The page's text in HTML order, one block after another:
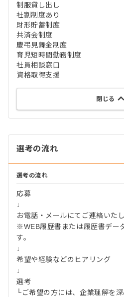
制服貸し出し
社割制度あり
財形貯蓄制度
共済会制度
慶弔見舞金制度
育児短時間勤務制度
社員相談窓口
資格取得支援
閉じる
選考の流れ
選考の流れ
応募
↓
お電話・メールにてご連絡いたし
※WEB履歴書または履歴書デー
す。
↓
希望や経験などのヒアリング
↓
選考
└ご希望の方には、企業理解を